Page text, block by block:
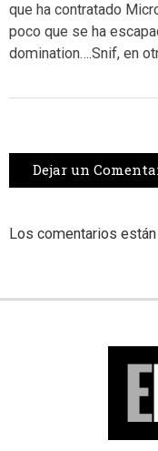
que ha contratado
poco que se ha
domination….Snif, en
Dejar un
Los comentarios